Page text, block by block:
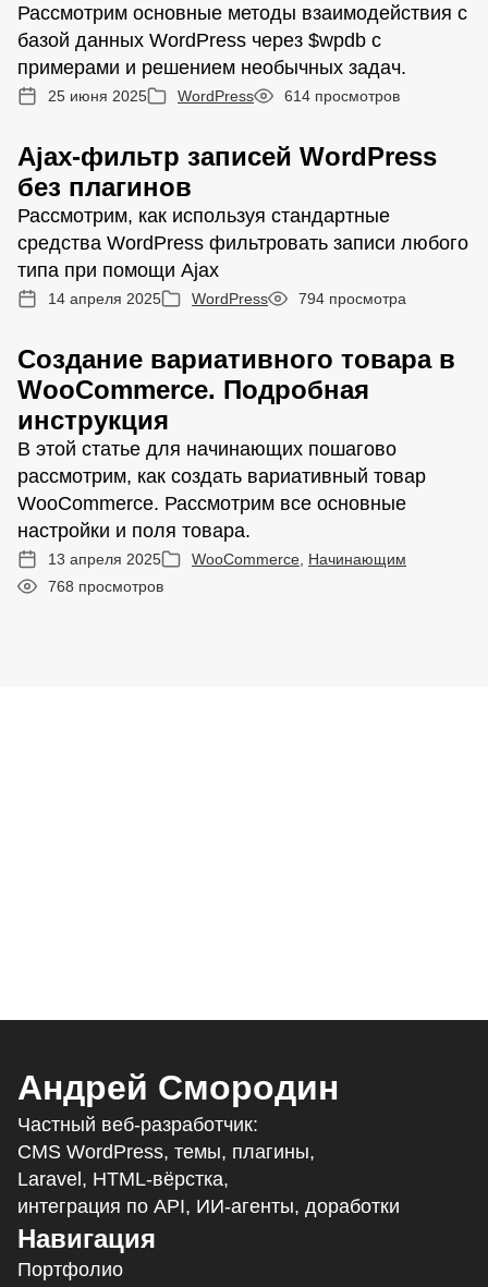
Рассмотрим основные методы взаимодействия с
базой данных WordPress через $wpdb с
примерами и решением необычных задач.
25 июня 2025 WordPress 614 просмотров
Ajax-фильтр записей WordPress
без плагинов
Рассмотрим, как используя стандартные
средства WordPress фильтровать записи любого
типа при помощи Ajax
14 апреля 2025 WordPress 794 просмотра
Создание вариативного товара в
WooCommerce. Подробная
инструкция
В этой статье для начинающих пошагово
рассмотрим, как создать вариативный товар
WooCommerce. Рассмотрим все основные
настройки и поля товара.
13 апреля 2025 WooCommerce Начинающим
768 просмотров
Андрей Смородин
Частный веб-разработчик:
CMS WordPress, темы, плагины,
Laravel, HTML-вёрстка,
интеграция по API, ИИ-агенты, доработки
Навигация
Портфолио